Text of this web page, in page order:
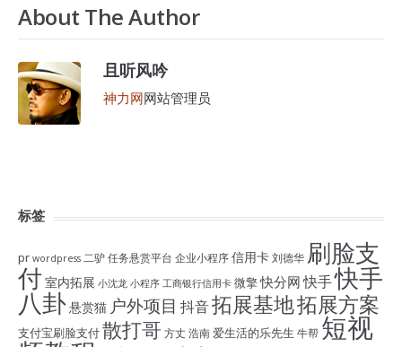
About The Author
且听风吟
神力网网站管理员
标签
pr wordpress 二驴任务悬赏平台 企业小程序信用卡刘德华 刷脸支
付 室内拓展 小沈龙 小程序 工商银行信用卡 微擎快分网 快手快手
八卦悬赏猫 户外项目 抖音拓展基地拓展方案
支付宝刷脸支付散打哥 方丈 浩南爱生活的乐先生 牛帮 短视